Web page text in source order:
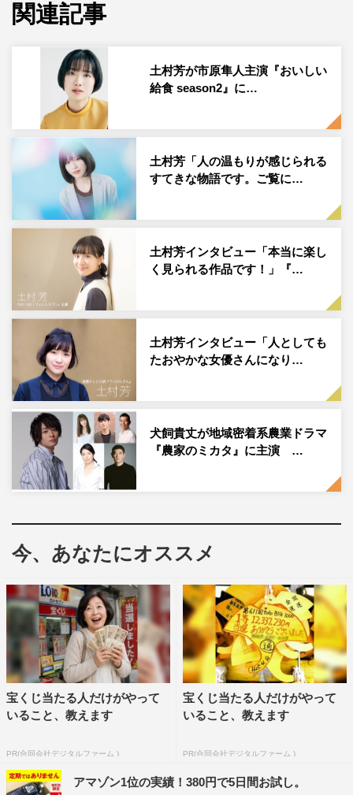
は、壺井栄の原作を監督・木下惠介が映画化した、今も日
昭和初期の物語だが、そこで描かれる貧困、差別、弾圧な
どは、決して遠い戦時中だけに限った問題ではない。本作
では「二十四の瞳」を土村芳の主演で、次世代に伝えるべ
き“祈り”の物語としてよみがえらせる。
舞台は昭和3年、瀬戸内海の島。岬にある分校に、女学校
を出たばかりの大石久子が教師として赴任してきた。キラ
キラ輝く瞳の12人の1年生は皆、明るく朗らかな久子にす
ぐに懐いた。自転車に洋服姿でさっそうと登校する久子
は、保守的な村人たちからは敬遠されるが、子どもたちは
いつも久子の味方であり心の支えであった。
ある日、久子は落とし穴で骨折してしまい、本校に転任と
なる。久子に会いたい子どもたちは、8キロの道のりを歩
いて会いに行き、その時に皆で記念撮影をする。数年後、
岬の子どもたちは本校に通うようになり、久子と再会す
る。
しかし忠君愛国が重んじられる時代の中、自由な発言をす
る久子は疎まれるようになり、教え子たちの卒業と共に教
職を辞めてしまう。その後も久子は陰ながら教え子たちを
に…。
番組情報
特集ドラマ『二十四の瞳』
BSプレミアム・BS4K
2022年8月放送予定
（※2022年3月にBS4Kで先行放送予定）
出演：土村芳、中島歩、麻生祐未、國村隼 ほか
関連記事
土村芳が市原隼人主演『おいしい
給食 season2』に…
土村芳「人の温もりが感じられる
すてきな物語です。ご覧に…
土村芳インタビュー「本当に楽し
く見られる作品です！」『…
土村芳インタビュー「人としても
たおやかな女優さんになり…
犬飼貴丈が地域密着系農業ドラマ
『農家のミカタ』に主演 …
今、あなたにオススメ
宝くじ当たる人だけがやって
いること、教えます
PR(合同会社デジタルファーム )
宝くじ当たる人だけがやって
いること、教えます
PR(合同会社デジタルファーム )
アマゾン1位の実績！380円で5日間お試し。